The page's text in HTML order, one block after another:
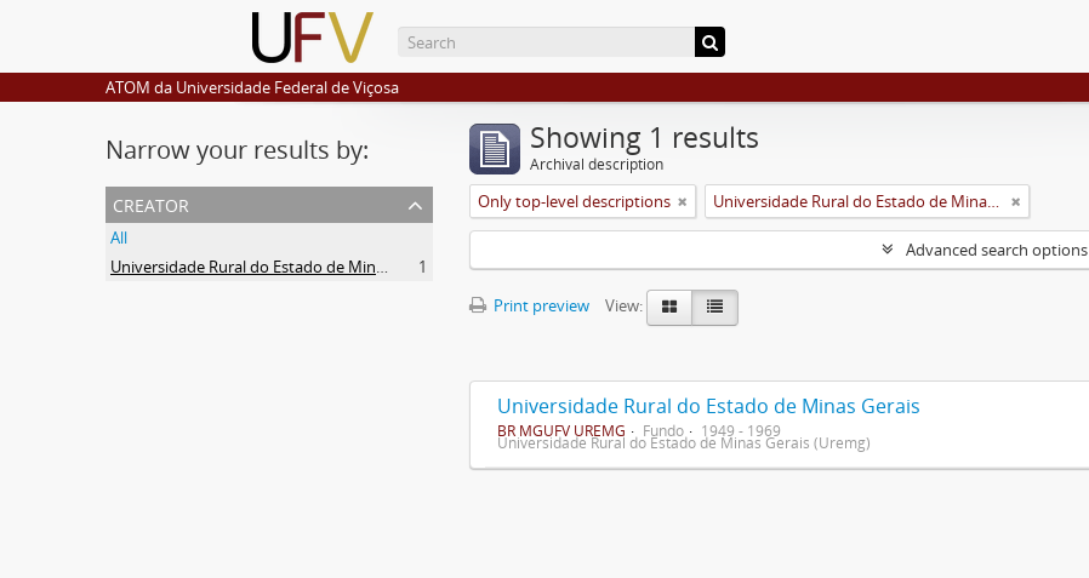
ATOM da Universidade Federal de Viçosa
Narrow your results by:
creator
All
Universidade Rural do Estado de Minas Gerais (Uremg)
1
Showing 1 results
Archival description
Only top-level descriptions Universidade Rural do Estado de Minas Gerais (Uremg)
Advanced search options
Print preview
View:
Universidade Rural do Estado de Minas Gerais
BR MGUFV UREMG Fundo 1949 - 1969
Universidade Rural do Estado de Minas Gerais (Uremg)